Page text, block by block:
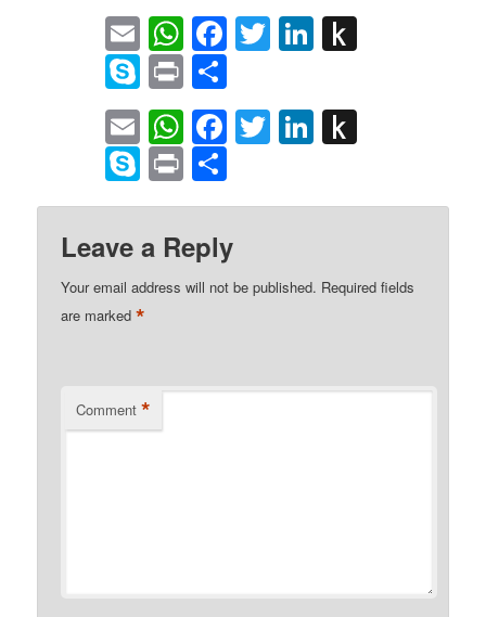
EmailWhatsApp
Facebook
TwitterLinkedIn
Skype
Print
EmailWhatsApp
Facebook
TwitterLinkedIn
Kindle
Skype
Print
Leave a Reply
Your email address will not be published. Required fields
are marked*
Comment *